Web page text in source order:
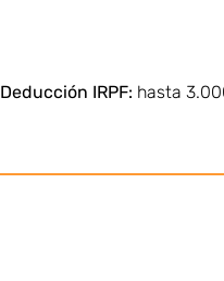
Deducción IRPF: hasta